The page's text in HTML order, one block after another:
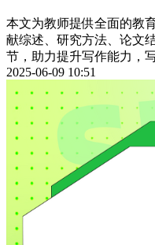
本文为教师提供全面的教
献综述、研究方法、论文
节，助力提升写作能力，
2025-06-09 10:51